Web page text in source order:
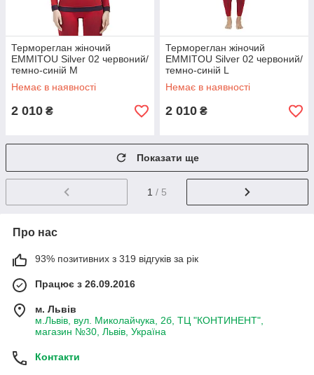
Термореглан жіночий
EMMITOU Silver 02 червоний/
темно-синій M
(5901282342237)
Немає в наявності
2 010 ₴
Термореглан жіночий
EMMITOU Silver 02 червоний/
темно-синій L
(5901282342220)
Немає в наявності
2 010 ₴
Показати ще
1 / 5
Про нас
93% позитивних з 319 відгуків за рік
Працює з 26.09.2016
м. Львів
м.Львів, вул. Миколайчука, 2б, ТЦ "КОНТИНЕНТ",
магазин №30, Львів, Україна
Контакти